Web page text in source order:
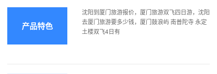
产品特色
沈阳到厦门旅游报价，厦门旅游双飞四日游，沈阳
去厦门旅游要多少钱，厦门鼓浪屿 南普陀寺 永定
土楼双飞4日有